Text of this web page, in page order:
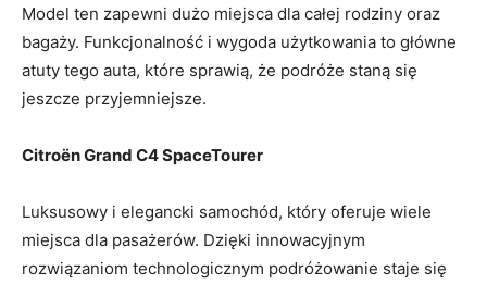
Model⁤ ten zapewni dużo miejsca dla całej rodziny oraz
bagaży. Funkcjonalność i wygoda użytkowania ⁣to główne
atuty tego ⁢auta, które⁣ sprawią, że podróże staną‍ się‍
jeszcze przyjemniejsze.
Citroën ‍Grand C4 SpaceTourer
Luksusowy i elegancki samochód,⁢ który oferuje wiele
miejsca dla pasażerów.⁤ Dzięki innowacyjnym
rozwiązaniom technologicznym podróżowanie staje się​